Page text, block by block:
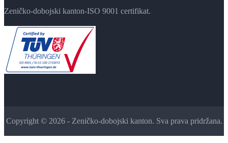
Zeničko-dobojski kanton-ISO 9001 certifikat.
Copyright © 2026 - Zeničko-dobojski kanton. Sva prava pridržana.